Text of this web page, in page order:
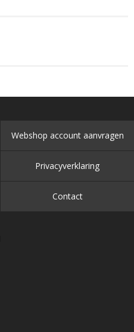
Webshop account aanvragen
Privacyverklaring
Contact